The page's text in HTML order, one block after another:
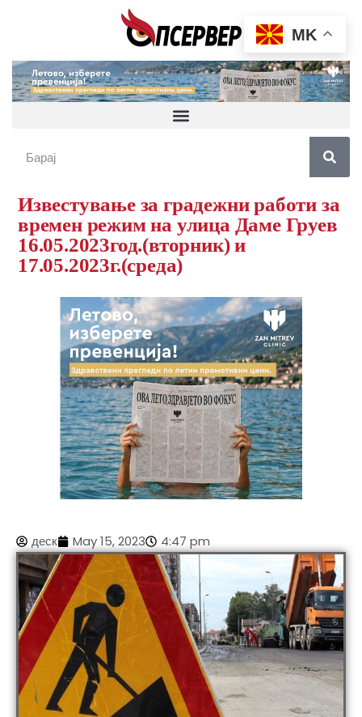
Известување за градежни работи за
времен режим на улица Даме Груев
16.05.2023год.(вторник) и
17.05.2023г.(среда)
деск May 15, 2023 4:47 pm
MK